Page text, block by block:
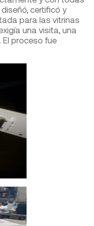
certificó y
para las vitrinas
una visita, una
proceso fue